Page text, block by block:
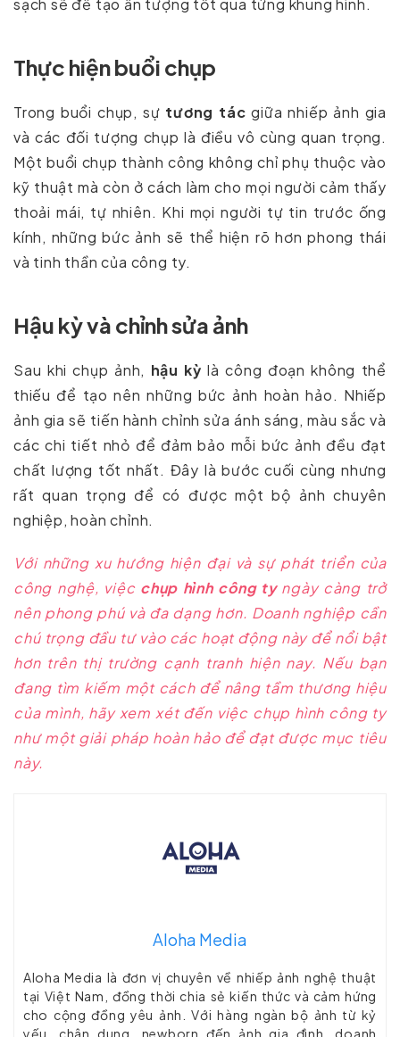
sạch sẽ để tạo ấn tượng tốt qua từng khung hình.
Thực hiện buổi chụp
Trong buổi chụp, sự tương tác giữa nhiếp ảnh gia
và các đối tượng chụp là điều vô cùng quan trọng.
Một buổi chụp thành công không chỉ phụ thuộc vào
kỹ thuật mà còn ở cách làm cho mọi người cảm thấy
thoải mái, tự nhiên. Khi mọi người tự tin trước ống
kính, những bức ảnh sẽ thể hiện rõ hơn phong thái
và tinh thần của công ty.
Hậu kỳ và chỉnh sửa ảnh
Sau khi chụp ảnh, hậu kỳ là công đoạn không thể
thiếu để tạo nên những bức ảnh hoàn hảo. Nhiếp
ảnh gia sẽ tiến hành chỉnh sửa ánh sáng, màu sắc và
các chi tiết nhỏ để đảm bảo mỗi bức ảnh đều đạt
chất lượng tốt nhất. Đây là bước cuối cùng nhưng
rất quan trọng để có được một bộ ảnh chuyên
nghiệp, hoàn chỉnh.
Với những xu hướng hiện đại và sự phát triển của
công nghệ, việc chụp hình công tyngày càng trở
nên phong phú và đa dạng hơn. Doanh nghiệp cần
chú trọng đầu tư vào các hoạt động này để nổi bật
hơn trên thị trường cạnh tranh hiện nay. Nếu bạn
đang tìm kiếm một cách để nâng tầm thương hiệu
của mình, hãy xem xét đến việc chụp hình công ty
như một giải pháp hoàn hảo để đạt được mục tiêu
này.
Aloha Media
Aloha Media là đơn vị chuyên về nhiếp ảnh nghệ thuật
tại Việt Nam, đồng thời chia sẻ kiến thức và cảm hứng
cho cộng đồng yêu ảnh. Với hàng ngàn bộ ảnh từ kỷ
yếu, chân dung, newborn đến ảnh gia đình, doanh